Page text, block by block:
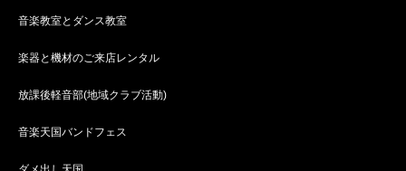
音楽教室とダンス教室
楽器と機材のご来店レンタル
放課後軽音部(地域クラブ活動)
音楽天国バンドフェス